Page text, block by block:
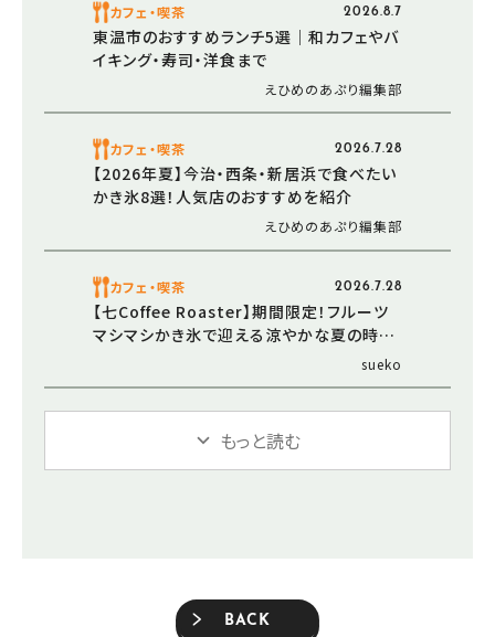
カフェ・喫茶 2026.8.7
東温市のおすすめランチ5選｜和カフェやバ
イキング・寿司・洋食まで
えひめのあぷり編集部
カフェ・喫茶 2026.7.28
【2026年夏】今治・西条・新居浜で食べたい
かき氷8選！人気店のおすすめを紹介
えひめのあぷり編集部
カフェ・喫茶 2026.7.28
【七Coffee Roaster】期間限定！フルーツ
マシマシかき氷で迎える涼やかな夏の時間
sueko
もっと読む
BACK